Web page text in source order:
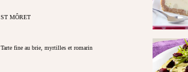
ST MÔRET
Tarte fine au brie, myrtilles et romarin